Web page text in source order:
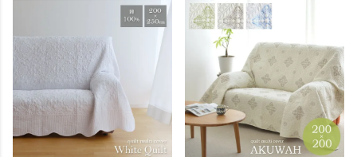
ベッドカバー ベッドスプレッド ソフ
団カバー ベッドカバー ベッドスプレ
ッド ソファカバー 正方形 リバーシ